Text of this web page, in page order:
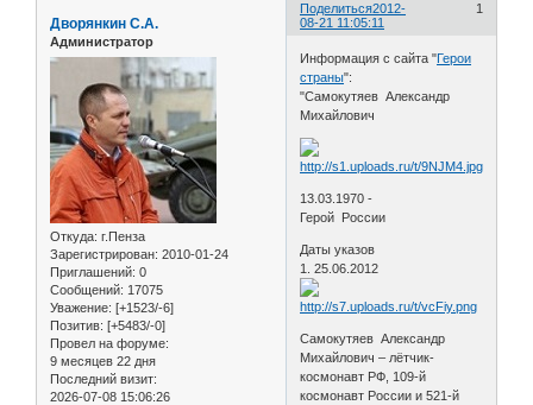
Поделиться 1
2012-
08-21 11:05:11
Дворянкин С.А.
Администратор
Откуда: г.Пенза
Зарегистрирован: 2010-01-24
Приглашений: 0
Сообщений: 17075
Уважение: [+1523/-6]
Позитив: [+5483/-0]
Провел на форуме:
9 месяцев 22 дня
Последний визит:
2026-07-08 15:06:26
Информация с сайта "Герои
страны":
"Самокутяев Александр
Михайлович
13.03.1970 -
Герой России
Даты указов
1. 25.06.2012
Самокутяев Александр
Михайлович – лётчик-
космонавт РФ, 109-й
космонавт России и 521-й